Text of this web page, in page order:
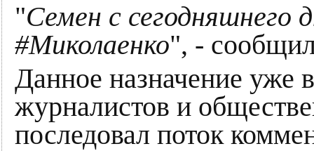
"Семен с сегодняшнего
‪#‎Миколаенко‬", -
Данное назначение уже
журналистов и
последовал поток